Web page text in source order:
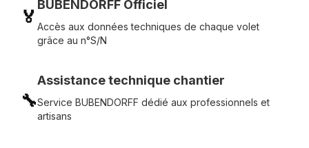
🏅
BUBENDORFF Officiel
Accès aux données techniques de chaque volet
grâce au n°S/N
🔧
Assistance technique chantier
Service BUBENDORFF dédié aux professionnels et
artisans